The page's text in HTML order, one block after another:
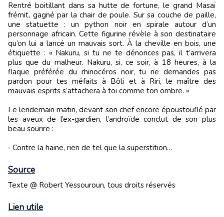
Rentré boitillant dans sa hutte de fortune, le grand Masaï
frémit, gagné par la chair de poule. Sur sa couche de paille,
une statuette : un python noir en spirale autour d’un
personnage africain. Cette figurine révèle à son destinataire
qu’on lui a lancé un mauvais sort. À la cheville en bois, une
étiquette : « Nakuru, si tu ne te dénonces pas, il t’arrivera
plus que du malheur. Nakuru, si, ce soir, à 18 heures, à la
flaque préférée du rhinocéros noir, tu ne demandes pas
pardon pour tes méfaits à Bôli et à Riri, le maître des
mauvais esprits s’attachera à toi comme ton ombre. »
Le lendemain matin, devant son chef encore époustouflé par
les aveux de l’ex-gardien, l’androïde conclut de son plus
beau sourire :
‑ Contre la haine, rien de tel que la superstition…
Source
Texte @ Robert Yessouroun, tous droits réservés
Lien utile